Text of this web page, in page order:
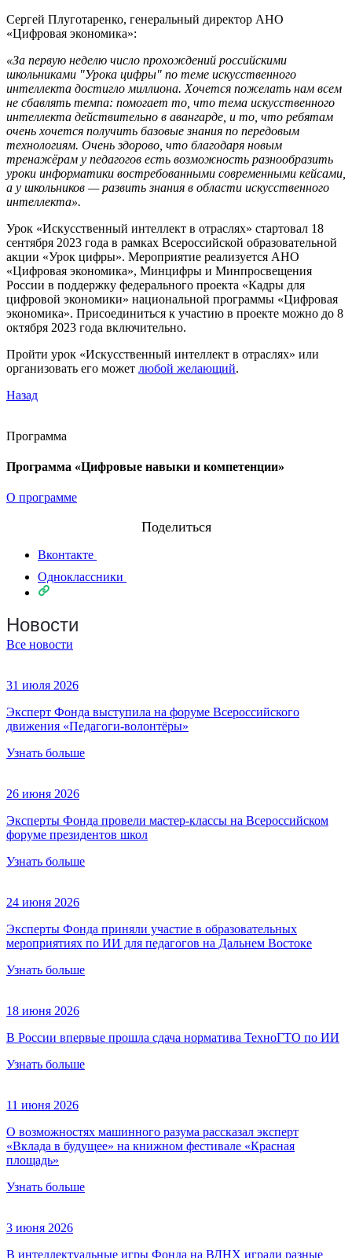
Сергей Плуготаренко, генеральный директор АНО
«Цифровая экономика»:
«За первую неделю число прохождений российскими
школьниками "Урока цифры" по теме искусственного
интеллекта достигло миллиона. Хочется пожелать нам всем
не сбавлять темпа: помогает то, что тема искусственного
интеллекта действительно в авангарде, и то, что ребятам
очень хочется получить базовые знания по передовым
технологиям. Очень здорово, что благодаря новым
тренажёрам у педагогов есть возможность разнообразить
уроки информатики востребованными современными кейсами,
а у школьников — развить знания в области искусственного
интеллекта».
Урок «Искусственный интеллект в отраслях» стартовал 18
сентября 2023 года в рамках Всероссийской образовательной
акции «Урок цифры». Мероприятие реализуется АНО
«Цифровая экономика», Минцифры и Минпросвещения
России в поддержку федерального проекта «Кадры для
цифровой экономики» национальной программы «Цифровая
экономика». Присоединиться к участию в проекте можно до 8
октября 2023 года включительно.
Пройти урок «Искусственный интеллект в отраслях» или
организовать его может любой желающий.
Назад
Программа
Программа «Цифровые навыки и компетенции»
О программе
Поделиться
Вконтакте
Одноклассники
Новости
Все новости
31 июля 2026
Эксперт Фонда выступила на форуме Всероссийского
движения «Педагоги-волонтёры»
Узнать больше
26 июня 2026
Эксперты Фонда провели мастер-классы на Всероссийском
форуме президентов школ
Узнать больше
24 июня 2026
Эксперты Фонда приняли участие в образовательных
мероприятиях по ИИ для педагогов на Дальнем Востоке
Узнать больше
18 июня 2026
В России впервые прошла сдача норматива ТехноГТО по ИИ
Узнать больше
11 июня 2026
О возможностях машинного разума рассказал эксперт
«Вклада в будущее» на книжном фестивале «Красная
площадь»
Узнать больше
3 июня 2026
В интеллектуальные игры Фонда на ВДНХ играли разные